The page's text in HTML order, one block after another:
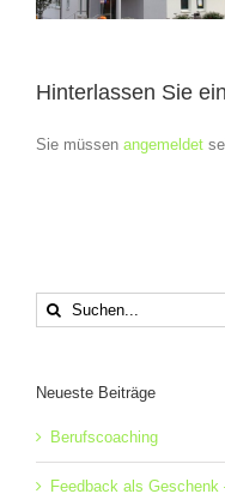
werden.
Hinterlassen Sie
Sie müssen angemeldet
Suche
nach:
Neueste Beiträge
Berufscoaching
Feedback als